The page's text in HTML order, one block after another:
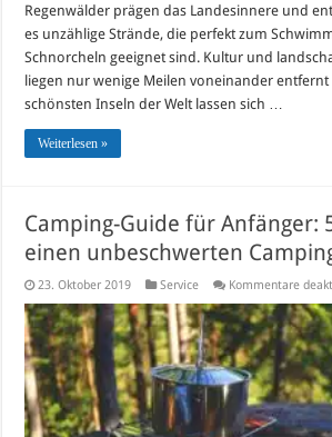
Regenwälder prägen das Landesinnere und
es unzählige Strände, die perfekt zum
Schnorcheln geeignet sind. Kultur und
liegen nur wenige Meilen voneinander
schönsten Inseln der Welt lassen sich …
Weiterlesen »
Camping-Guide für Anfänger:
einen unbeschwerten
23. Oktober 2019 Service Kommentare